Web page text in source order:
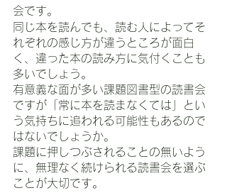
会です。
同じ本を読んでも、読む人によってそ
れぞれの感じ方が違うところが面白
く、違った本の読み方に気付くことも
多いでしょう。
有意義な面が多い課題図書型の読書会
ですが「常に本を読まなくては」とい
う気持ちに追われる可能性もあるので
はないでしょうか。
課題に押しつぶされることの無いよう
に、無理なく続けられる読書会を選ぶ
ことが大切です。